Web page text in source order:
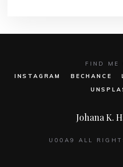
Johana K.
U00A9 ALL
FIND ME
INSTAGRAM
BECHANCE